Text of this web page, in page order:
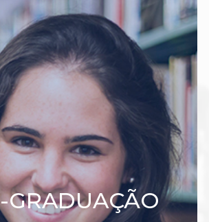
GRADUAÇÃO